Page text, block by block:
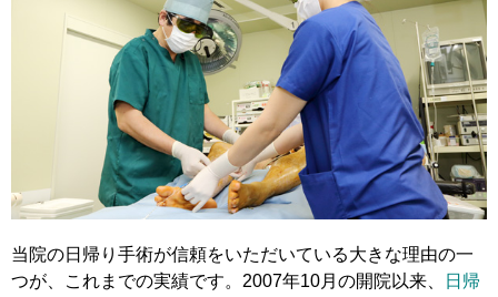
当院の日帰り手術が信頼をいただいている大きな理由の一
つが、これまでの実績です。2007年10月の開院以来、
日帰